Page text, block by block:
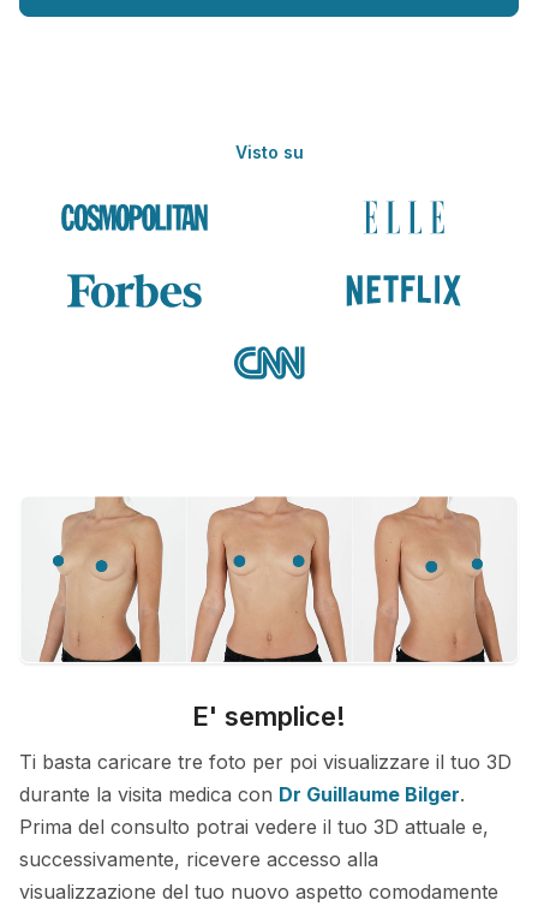
Visto su
E' semplice!
Ti basta caricare tre foto per poi visualizzare il tuo 3D
durante la visita medica con Dr Guillaume Bilger.
Prima del consulto potrai vedere il tuo 3D attuale e,
successivamente, ricevere accesso alla
visualizzazione del tuo nuovo aspetto comodamente